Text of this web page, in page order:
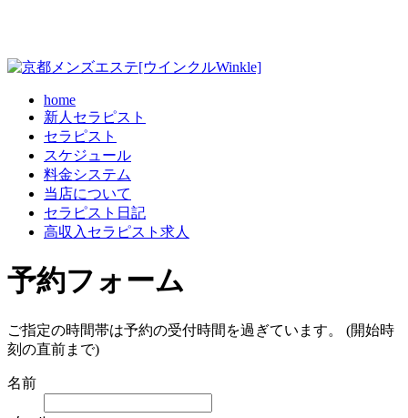
home
新人セラピスト
セラピスト
スケジュール
料金システム
当店について
セラピスト日記
高収入セラピスト求人
予約フォーム
ご指定の時間帯は予約の受付時間を過ぎています。 (開始時
刻の直前まで)
名前